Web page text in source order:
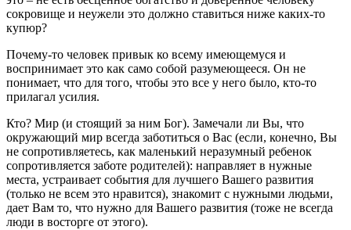
сокровище и неужели это должно ставиться ниже каких-то
купюр?
Почему-то человек привык ко всему имеющемуся и
воспринимает это как само собой разумеющееся. Он не
понимает, что для того, чтобы это все у него было, кто-то
прилагал усилия.
Кто? Мир (и стоящий за ним Бог). Замечали ли Вы, что
окружающий мир всегда заботиться о Вас (если, конечно, Вы
не сопротивляетесь, как маленький неразумный ребенок
сопротивляется заботе родителей): направляет в нужные
места, устраивает события для лучшего Вашего развития
(только не всем это нравится), знакомит с нужными людьми,
дает Вам то, что нужно для Вашего развития (тоже не всегда
люди в восторге от этого).